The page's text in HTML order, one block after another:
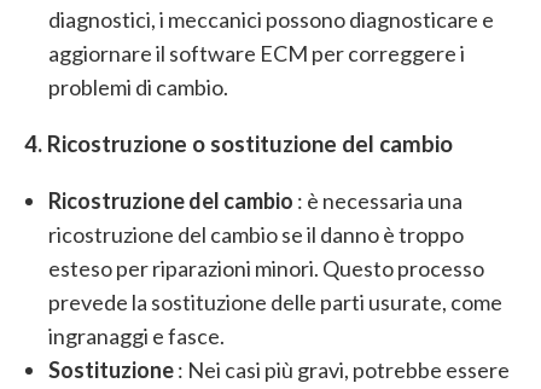
diagnostici, i meccanici possono diagnosticare e
aggiornare il software ECM per correggere i
problemi di cambio.
4. Ricostruzione o sostituzione del cambio
Ricostruzione del cambio : è necessaria una
ricostruzione del cambio se il danno è troppo
esteso per riparazioni minori. Questo processo
prevede la sostituzione delle parti usurate, come
ingranaggi e fasce.
Sostituzione: Nei casi più gravi, potrebbe essere